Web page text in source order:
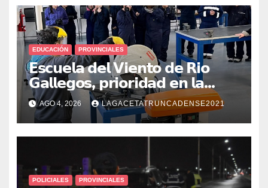
EDUCACIÓN PROVINCIALES
𝗘𝘀𝗰𝘂𝗲𝗹𝗮 𝗱𝗲𝗹 𝗩𝗶𝗲𝗻𝘁𝗼 𝗱𝗲 𝗥𝗶𝗼
𝗚𝗮𝗹𝗹𝗲𝗴𝗼𝘀, 𝗽𝗿𝗶𝗼𝗿𝗶𝗱𝗮𝗱 𝗲𝗻 𝗹𝗮
𝘀𝗲𝗴𝘂𝗿𝗶𝗱𝗮𝗱: 𝗖𝗹𝗮𝘃𝗲 𝗲𝗻 𝗲𝗹 𝗶𝗻𝗶𝗰𝗶𝗼
𝗱𝗲 𝗹𝗼𝘀 𝘁𝗮𝗹𝗹𝗲𝗿𝗲𝘀 𝗶𝗻𝗱𝘂𝘀𝘁𝗿𝗶𝗮𝗹𝗲𝘀
AGO 4, 2026 LAGACETATRUNCADENSE2021
POLICIALES PROVINCIALES